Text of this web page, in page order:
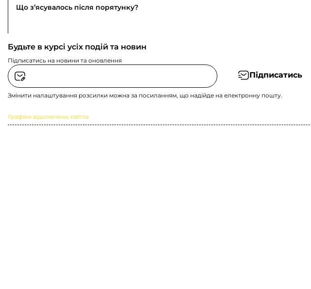
Що з’ясувалось після порятунку?
Будьте в курсі усіх подій та новин
Підписатись на новини та оновлення
Підписатись
Змінити налаштування розсилки можна за посиланням, що надійде на електронну пошту.
Графіки відключень світла